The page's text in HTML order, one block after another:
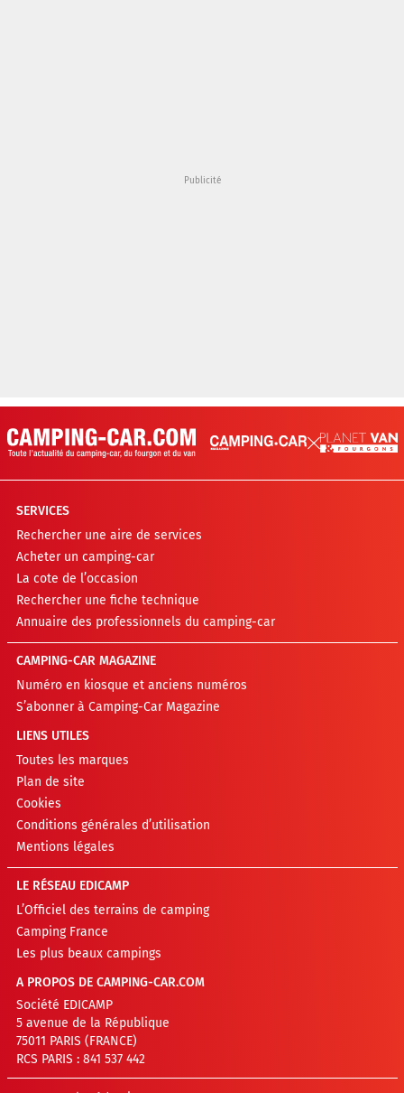
SERVICES
Rechercher une aire de services
Acheter un camping-car
La cote de l’occasion
Rechercher une fiche technique
Annuaire des professionnels du camping-car
CAMPING-CAR MAGAZINE
Numéro en kiosque et anciens numéros
S’abonner à Camping-Car Magazine
LIENS UTILES
Toutes les marques
Plan de site
Cookies
Conditions générales d’utilisation
Mentions légales
LE RÉSEAU EDICAMP
L’Officiel des terrains de camping
Camping France
Les plus beaux campings
A PROPOS DE CAMPING-CAR.COM
Société EDICAMP
5 avenue de la République
75011 PARIS (FRANCE)
RCS PARIS : 841 537 442